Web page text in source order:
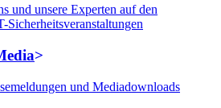
und unsere Experten auf den
Sicherheitsveranstaltungen
und Mediadownloads